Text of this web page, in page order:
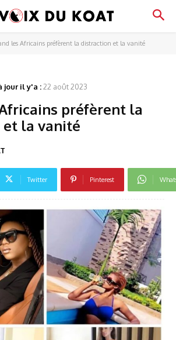
les Africains préfèrent la distraction et la vanité
jour il y'a :22 août 2023
préfèrent la
la vanité
Twitter Pinterest